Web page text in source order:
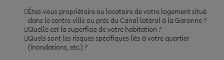
Êtes-vous propriétaire ou locataire de votre logement situé
dans le centre-ville ou près du Canal latéral à la Garonne ?
Quelle est la superficie de votre habitation ?
Quels sont les risques spécifiques liés à votre quartier
(inondations, etc.) ?